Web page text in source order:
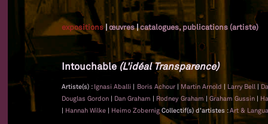
expositions|œuvres|catalogues, publications (artiste)
Intouchable (L'idéal Transparence)
Artiste(s) : Ignasi Aballi | Boris Achour | Martin Arnold | Larry Bell |
Douglas Gordon | Dan Graham | Rodney Graham | Graham Gussin |
| Hannah Wilke | Heimo ZobernigCollectif(s) d'artistes :Art &